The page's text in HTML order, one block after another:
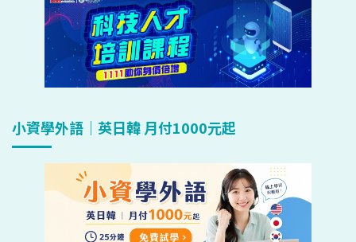
小資學外語｜英日韓 月付1000元起